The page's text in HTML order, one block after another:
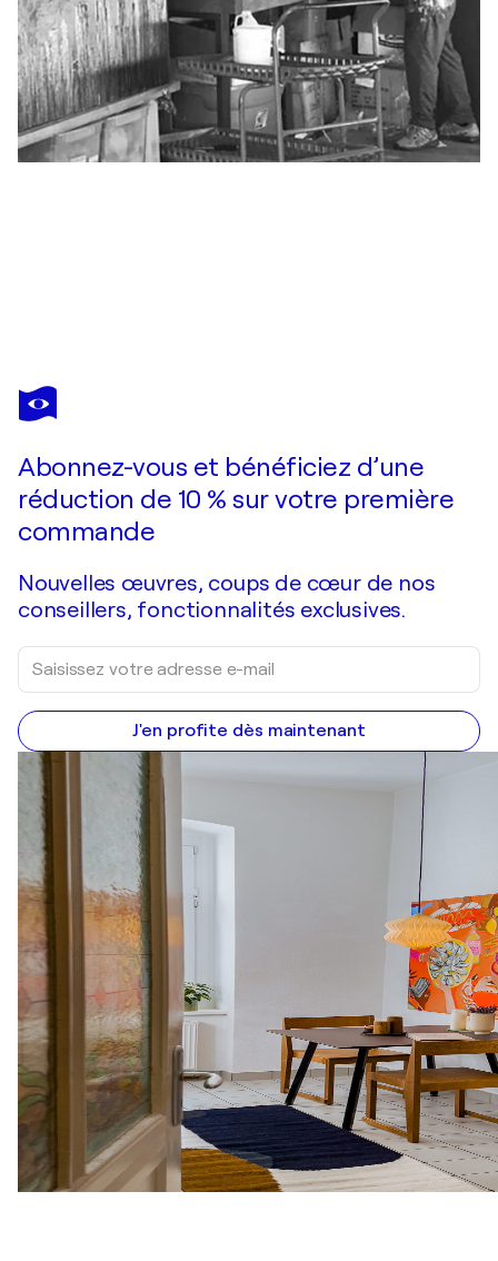
ROBERT TILLBERG
Purple Rained
Abonnez-vous et bénéficiez d’une
réduction de 10 % sur votre première
commande
Nouvelles œuvres, coups de cœur de nos
conseillers, fonctionnalités exclusives.
J'en profite dès maintenant